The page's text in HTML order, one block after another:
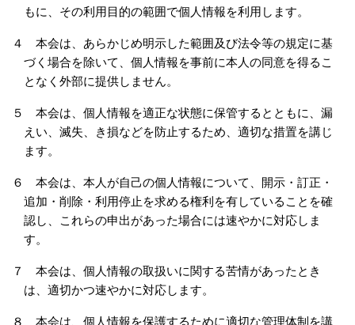
もに、その利用目的の範囲で個人情報を利用します。
４ 本会は、あらかじめ明示した範囲及び法令等の規定に基
づく場合を除いて、個人情報を事前に本人の同意を得るこ
となく外部に提供しません。
５ 本会は、個人情報を適正な状態に保管するとともに、漏
えい、滅失、き損などを防止するため、適切な措置を講じ
ます。
６ 本会は、本人が自己の個人情報について、開示・訂正・
追加・削除・利用停止を求める権利を有していることを確
認し、これらの申出があった場合には速やかに対応しま
す。
７ 本会は、個人情報の取扱いに関する苦情があったとき
は、適切かつ速やかに対応します。
８ 本会は、個人情報を保護するために適切な管理体制を講